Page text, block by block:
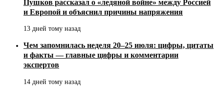
Пушков рассказал о «ледяной войне» между Россией
и Европой и объяснил причины напряжения
13 дней тому назад
Чем запомнилась неделя 20–25 июля: цифры, цитаты
и факты — главные цифры и комментарии
экспертов
14 дней тому назад